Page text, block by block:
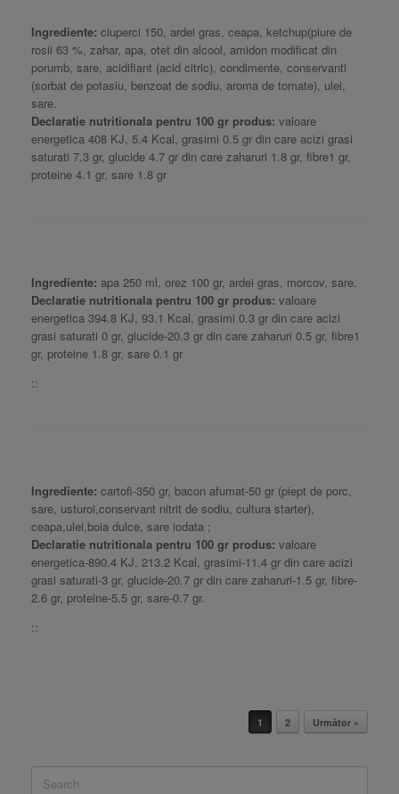
Ingrediente: ciuperci 150, ardei gras, ceapa, ketchup(piure de
rosii 63 %, zahar, apa, otet din alcool, amidon modificat din
porumb, sare, acidifiant (acid citric), condimente, conservanti
(sorbat de potasiu, benzoat de sodiu, aroma de tomate), ulei,
sare.
Declaratie nutritionala pentru 100 gr produs: valoare
energetica 408 KJ, 5.4 Kcal, grasimi 0.5 gr din care acizi grasi
saturati 7.3 gr, glucide 4.7 gr din care zaharuri 1.8 gr, fibre1 gr,
proteine 4.1 gr, sare 1.8 gr
Ingrediente: apa 250 ml, orez 100 gr, ardei gras, morcov, sare.
Declaratie nutritionala pentru 100 gr produs: valoare
energetica 394.8 KJ, 93.1 Kcal, grasimi 0.3 gr din care acizi
grasi saturati 0 gr, glucide-20.3 gr din care zaharuri 0.5 gr, fibre1
gr, proteine 1.8 gr, sare 0.1 gr
::
Ingrediente: cartofi-350 gr, bacon afumat-50 gr (piept de porc,
sare, usturoi,conservant nitrit de sodiu, cultura starter),
ceapa,ulei,boia dulce, sare iodata ;
Declaratie nutritionala pentru 100 gr produs: valoare
energetica-890.4 KJ, 213.2 Kcal, grasimi-11.4 gr din care acizi
grasi saturati-3 gr, glucide-20.7 gr din care zaharuri-1.5 gr, fibre-
2.6 gr, proteine-5.5 gr, sare-0.7 gr.
::
1 2 Următor »